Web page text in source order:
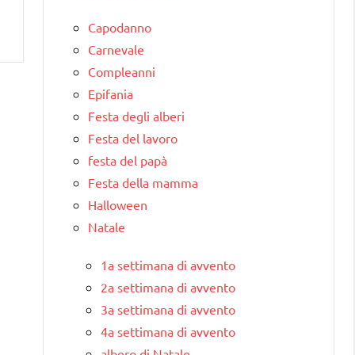
Capodanno
Carnevale
Compleanni
Epifania
Festa degli alberi
Festa del lavoro
festa del papà
Festa della mamma
Halloween
Natale
1a settimana di avvento
2a settimana di avvento
3a settimana di avvento
4a settimana di avvento